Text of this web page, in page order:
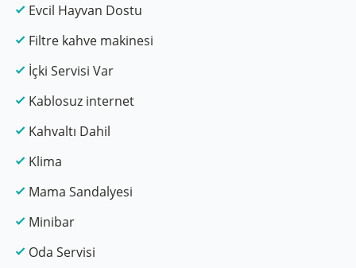
Evcil Hayvan Dostu
Filtre kahve makinesi
İçki Servisi Var
Kablosuz internet
Kahvaltı Dahil
Klima
Mama Sandalyesi
Minibar
Oda Servisi